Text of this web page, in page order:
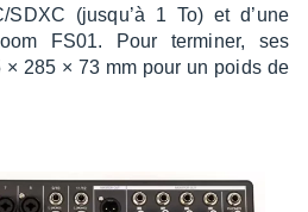
SDXC (jusqu’à 1 To) et d’une
FS01. Pour termi­ner, ses
285 × 73 mm pour un poids de